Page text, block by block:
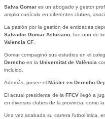
Salva Gomares un abogado y gestor
amplio currículo en diferentes clubes,
La pasión por la gestión de entidades
Salvador Gomar Asturiano, fue uno de
Valencia CF.
Gomar compaginó sus estudios en el
Derecho en la Universitat de València
incluido.
Además, posee el Máster en Derecho
El actual presidente de la FFCVllegó a
en diversos clubes de la provincia, como la
Una vez acabada su carrera futbolística,